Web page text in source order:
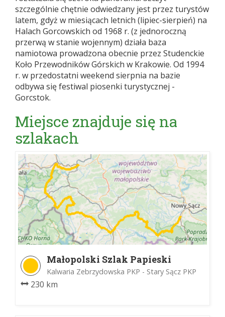
szczególnie chętnie odwiedzany jest przez turystów
latem, gdyż w miesiącach letnich (lipiec-sierpień) na
Halach Gorcowskich od 1968 r. (z jednoroczną
przerwą w stanie wojennym) działa baza
namiotowa prowadzona obecnie przez Studenckie
Koło Przewodników Górskich w Krakowie. Od 1994
r. w przedostatni weekend sierpnia na bazie
odbywa się festiwal piosenki turystycznej -
Gorcstok.
Miejsce znajduje się na
szlakach
Małopolski Szlak Papieski
Kalwaria Zebrzydowska PKP - Stary Sącz PKP
230 km